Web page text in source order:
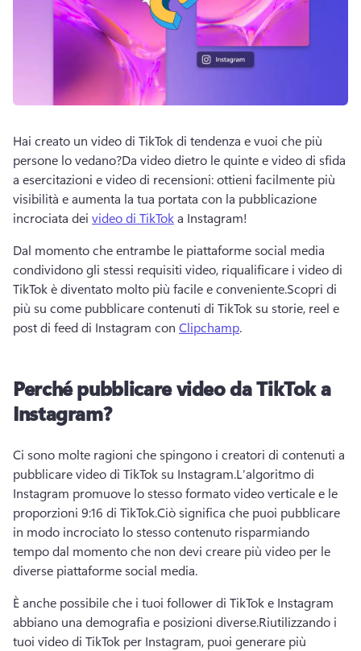
Hai creato un video di TikTok di tendenza e vuoi che più
persone lo vedano?Da video dietro le quinte e video di sfida
a esercitazioni e video di recensioni: ottieni facilmente più
visibilità e aumenta la tua portata con la pubblicazione
incrociata dei video di TikTok a Instagram!
Dal momento che entrambe le piattaforme social media
condividono gli stessi requisiti video, riqualificare i video di
TikTok è diventato molto più facile e conveniente.Scopri di
più su come pubblicare contenuti di TikTok su storie, reel e
post di feed di Instagram con Clipchamp.
Perché pubblicare video da TikTok a
Instagram?
Ci sono molte ragioni che spingono i creatori di contenuti a
pubblicare video di TikTok su Instagram.L’algoritmo di
Instagram promuove lo stesso formato video verticale e le
proporzioni 9:16 di TikTok.Ciò significa che puoi pubblicare
in modo incrociato lo stesso contenuto risparmiando
tempo dal momento che non devi creare più video per le
diverse piattaforme social media.
È anche possibile che i tuoi follower di TikTok e Instagram
abbiano una demografia e posizioni diverse.Riutilizzando i
tuoi video di TikTok per Instagram, puoi generare più